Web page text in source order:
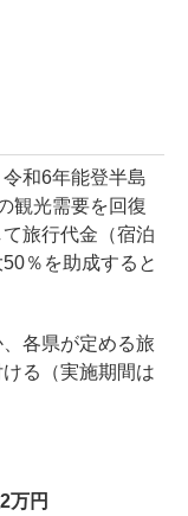
和6年能登半島
観光需要を回復
旅行代金（宿泊
％を助成すると
各県が定める旅
る（実施期間は
万円